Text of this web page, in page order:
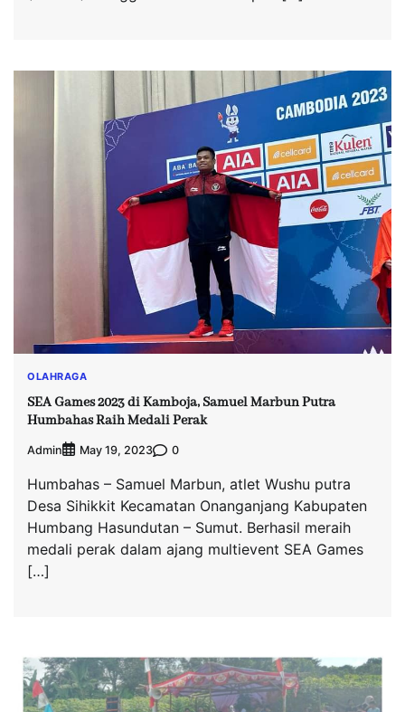
OLAHRAGA
SEA Games 2023 di Kamboja, Samuel Marbun Putra
Humbahas Raih Medali Perak
Admin May 19, 2023 0
Humbahas – Samuel Marbun, atlet Wushu putra
Desa Sihikkit Kecamatan Onanganjang Kabupaten
Humbang Hasundutan – Sumut. Berhasil meraih
medali perak dalam ajang multievent SEA Games
[…]